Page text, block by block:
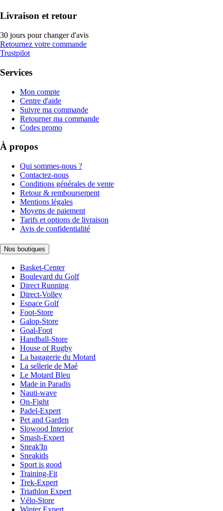
Livraison et retour
30 jours pour changer d'avis
Retournez votre commande
Trustpilot
Services
Mon compte
Centre d'aide
Suivre ma commande
Retourner ma commande
Codes promo
À propos
Qui sommes-nous ?
Contactez-nous
Conditions générales de vente
Retour & remboursement
Mentions légales
Moyens de paiement
Tarifs et options de livraison
Avis de confidentialité
Nos boutiques
Basket-Center
Boulevard du Golf
Direct Running
Direct-Volley
Espace Golf
Foot-Store
Galop-Store
Goal-Foot
Handball-Store
House of Rugby
La bagagerie du Motard
La sellerie de Maé
Le Motard Bleu
Made in Paradis
Nauti-wave
On-Fight
Padel-Expert
Pet and Garden
Slowood Interior
Smash-Expert
Sneak'In
Sneakids
Sport is good
Training-Fit
Trek-Expert
Triathlon Expert
Vélo-Store